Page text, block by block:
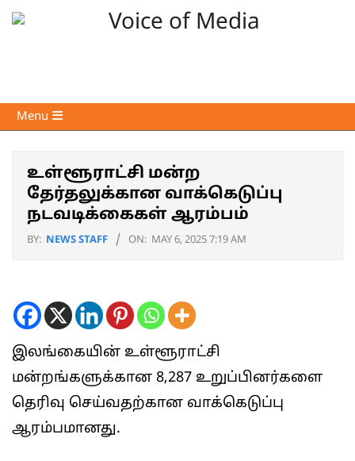
Skip
Voice
of
Primary
Navigation
Menu
உள்ளூராட்சி மன்ற
தேர்தலுக்கான வாக்கெடுப்பு
நடவடிக்கைகள் ஆரம்பம்
BY: NEWS STAFF ON: MAY 6, 2025 7:19 AM
இலங்கையின் உள்ளூராட்சி
மன்றங்களுக்கான 8,287 உறுப்பினர்களை
தெரிவு செய்வதற்கான வாக்கெடுப்பு
ஆரம்பமானது.